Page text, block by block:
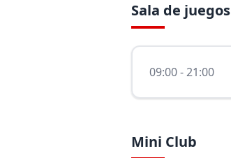
Sala de juegos
09:00 - 21:00
Mini Club